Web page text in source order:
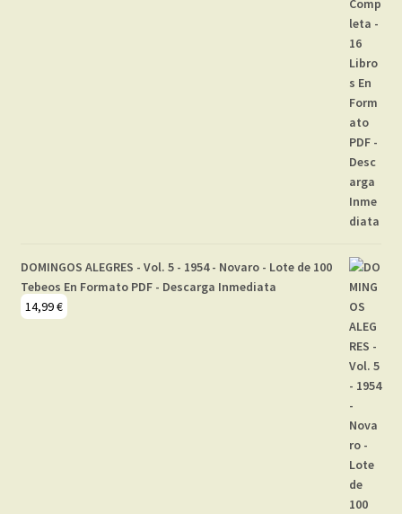
DOMINGOS ALEGRES - Vol. 5 - 1954 - Novaro - Lote de 100
Tebeos En Formato PDF - Descarga Inmediata
14,99€